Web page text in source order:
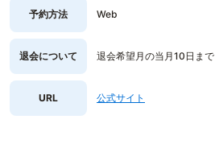
予約方法 Web
退会について 退会希望月の当月10日まで
URL 公式サイト